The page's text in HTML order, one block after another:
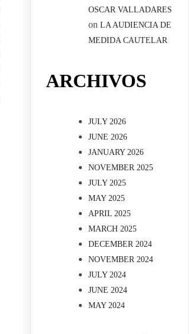
OSCAR VALLADARES
onLA AUDIENCIA DE
MEDIDA CAUTELAR
ARCHIVOS
JULY 2026
JUNE 2026
JANUARY 2026
NOVEMBER 2025
JULY 2025
MAY 2025
APRIL 2025
MARCH 2025
DECEMBER 2024
NOVEMBER 2024
JULY 2024
JUNE 2024
MAY 2024